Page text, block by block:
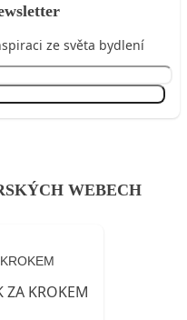
ze světa bydlení
WEBECH